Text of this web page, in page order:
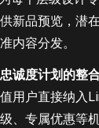
新品预览，潜
内容分发。
诚度计划的整
用户直接纳入
、专属优惠等